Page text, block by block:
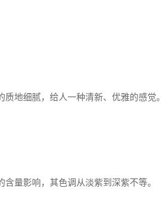
地细腻，给人一种清新、优雅的感觉。
量影响，其色调从淡紫到深紫不等。